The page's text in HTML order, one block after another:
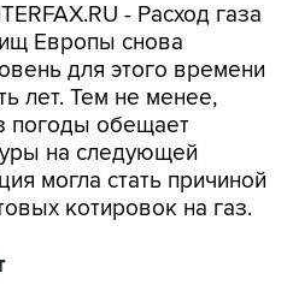
- Расход газа
Европы снова
для этого времени
лет. Тем не менее,
погоды обещает
на следующей
могла стать причиной
котировок на газ.